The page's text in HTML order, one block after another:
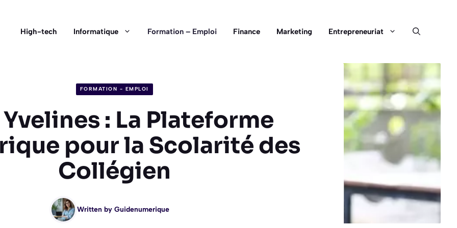
High-tech Informatique Formation – Emploi Finance Marketing Entrepreneuriat
FORMATION - EMPLOI
Yvelines : La Plateforme
pour la Scolarité des
Collégien
Written by Guidenumerique